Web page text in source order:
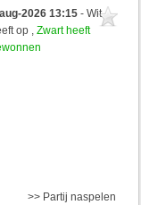
2026 13:15- Wit
op ,Zwart heeft
>> Partij naspelen